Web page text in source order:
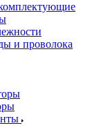
и проволока